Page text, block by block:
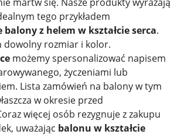
tego przykładem
z helem w kształcie serca.
dowolny rozmiar i kolor.
możemy spersonalizować napisem
życzeniami lub
Lista zamówień na balony w tym
w okresie przed
więcej osób rezygnuje z zakupu
uważając balonu w kształcie